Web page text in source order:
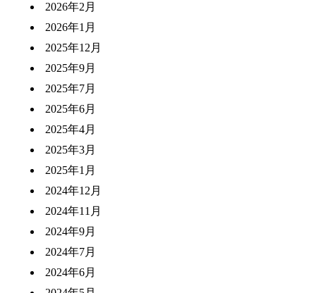
2026年2月
2026年1月
2025年12月
2025年9月
2025年7月
2025年6月
2025年4月
2025年3月
2025年1月
2024年12月
2024年11月
2024年9月
2024年7月
2024年6月